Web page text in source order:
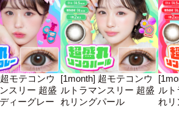
モテコンウ
スリー 超盛
ィーグレー
[1month] 超モテコンウ
ルトラマンスリー 超盛
れリングパール
ル
れリ